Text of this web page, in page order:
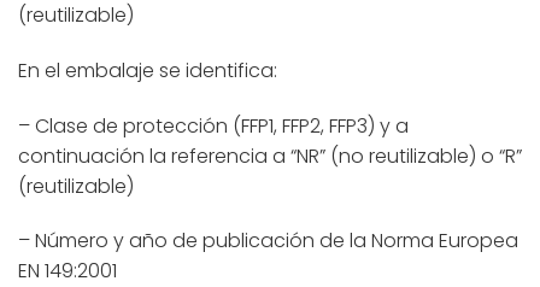
(reutilizable)
En el embalaje se identifica:
– Clase de protección (FFP1, FFP2, FFP3) y a
continuación la referencia a “NR” (no reutilizable) o “R”
(reutilizable)
– Número y año de publicación de la Norma Europea
EN 149:2001